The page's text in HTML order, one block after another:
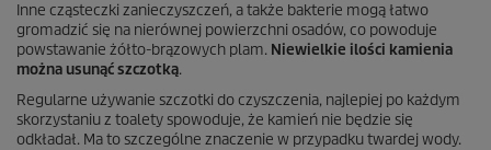
Inne cząsteczki zanieczyszczeń, a także bakterie mogą łatwo
gromadzić się na nierównej powierzchni osadów, co powoduje
powstawanie żółto-brązowych plam. Niewielkie ilości kamienia
można usunąć szczotką.
Regularne używanie szczotki do czyszczenia, najlepiej po każdym
skorzystaniu z toalety spowoduje, że kamień nie będzie się
odkładał. Ma to szczególne znaczenie w przypadku twardej wody.